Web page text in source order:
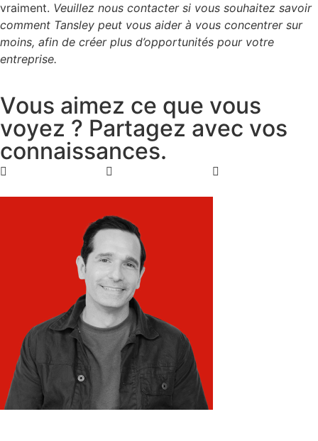
vraiment. Veuillez nous contacter si vous souhaitez savoir
comment Tansley peut vous aider à vous concentrer sur
moins, afin de créer plus d’opportunités pour votre
entreprise.
Vous aimez ce que vous
voyez ? Partagez avec vos
connaissances.